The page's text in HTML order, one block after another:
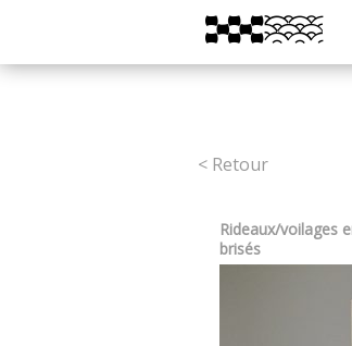
< Retour
Rideaux/voilages
brisés